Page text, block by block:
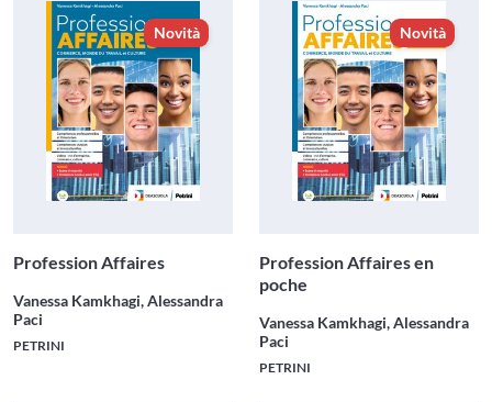
Novità
Profession Affaires
Vanessa Kamkhagi, Alessandra
Paci
PETRINI
Novità
Profession Affaires en
poche
Vanessa Kamkhagi, Alessandra
Paci
PETRINI